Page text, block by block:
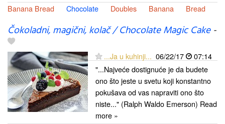
Banana Bread
Chocolate Doubles Banana Bread
Čokoladni, magični, kolač / Chocolate Magic Cake-
...Ja u kuhinji... 06/22/17
07:14
"...Najveće dostignuće je da budete
ono što jeste u svetu koji konstantno
pokušava od vas napraviti ono što
niste..." (Ralph Waldo Emerson) Read
more »